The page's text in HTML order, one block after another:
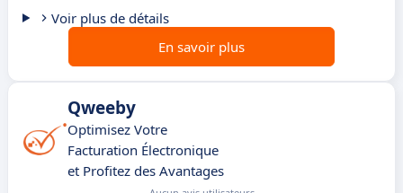
Voir plus de détails
En savoir plus
Qweeby
Optimisez Votre
Facturation Électronique
et Profitez des Avantages